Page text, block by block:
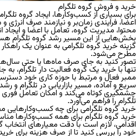
خرید و فروش گروه تلگرام
برای بسیاری از کسب‌وکارها، ایجاد گروه
اعضا، فرایندی زمان‌بر و نیازمند صرف انرژی
محتوا، مدیریت گروه، تعامل با اعضا و
بخش‌هایی از این مسیر رشد گروه تلگرام
گزینه‌خرید گروه تلگرامیبه عنوان یک
مطرح می‌شود.
تصور کنید به جای صرف ماه‌ها یا حتی
تنها با خرید یک گروه فعالیت دار تلگرام، به
ممبر فعال و مرتبط با حوزه کاری خود
سریع و آماده، مسیر بازاریابی در تلگرام و
چشمگیری کوتاه می‌کند و امکان تعامل فوری
تلگرام را فراهم می‌آورد.
خرید گروه تلگرامی برای چه کسب‌وکارهایی
خرید گروه تلگرامبرای همه کسب‌وکارها
اقدامی، لازم است با دقت معیارهای انتخاب
خود را بررسی کنید تا از صرف هزینه برای